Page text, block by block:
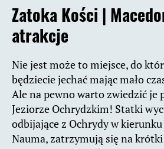
Zatoka Kości |
atrakcje
Nie jest może to miejsce, do
będziecie jechać mając mało
Ale na pewno warto zwiedzić je
Jeziorze Ochrydzkim! Statki
odbijające z Ochrydy w
Nauma, zatrzymują się na